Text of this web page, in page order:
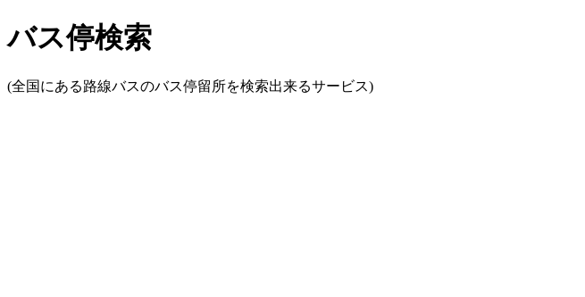
バス停検索
(全国にある路線バスのバス停留所を検索出来るサービス)